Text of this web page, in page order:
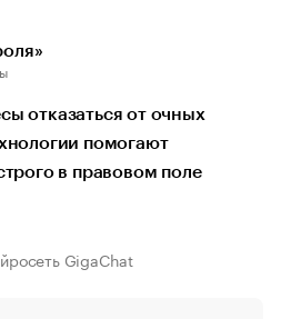
отказаться от очных
помогают
в правовом поле
GigaChat